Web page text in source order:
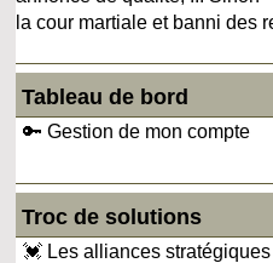
la cour martiale et banni des
Tableau de bord
🔑 Gestion de mon compte
Troc de solutions
💓 Les alliances